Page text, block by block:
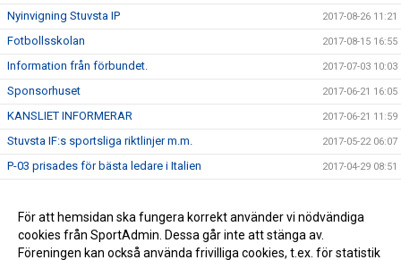
Nyinvigning Stuvsta IP 2017-08-26 11:21
Fotbollsskolan 2017-08-15 16:55
Information från förbundet. 2017-07-03 10:03
Sponsorhuset 2017-06-21 16:05
KANSLIET INFORMERAR 2017-06-21 11:59
Stuvsta IF:s sportsliga riktlinjer m.m. 2017-05-22 06:07
P-03 prisades för bästa ledare i Italien 2017-04-29 08:51
Stuvsta IF arrangerar sjunde upplagan av Stuvsta outdoor 2017-03-07 22:48
Stuvstahallen 2017-02-01 14:17
För att hemsidan ska fungera korrekt använder vi nödvändiga
cookies från SportAdmin. Dessa går inte att stänga av.
Föreningen kan också använda frivilliga cookies, t.ex. för statistik